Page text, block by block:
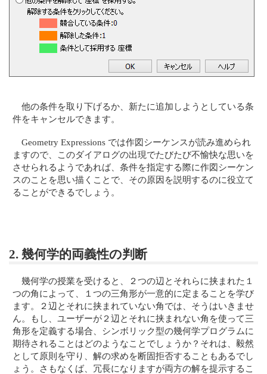
他の条件を取り下げるか、新たに追加しようとしている条
件をキャンセルできます。
Geometry Expressions では作図シーケンスが読み進められ
ますので、このダイアログの出現でたびたび不愉快な思いを
させられるようであれば、条件を指定する際に作図シーケン
スのことを思い描くことで、その原因を説明するのに役立て
ることができるでしょう。
2. 幾何学的両義性の判断
幾何学の授業を受けると、２つの辺とそれらに挟まれた１
つの角によって、１つの三角形が一意的に定まることを学び
ます。２辺とそれに挟まれていない角では、そうはいきませ
ん。もし、ユーザーが２辺とそれに挟まれない角を使って三
角形を定義する場合、シンボリック型の幾何学プログラムに
期待されることはどのようなことでしょうか？それは、毅然
として原則を守り、解の求めを断固拒否することもあるでし
ょう。さもなくば、冗長になりますが両方の解を提示するこ